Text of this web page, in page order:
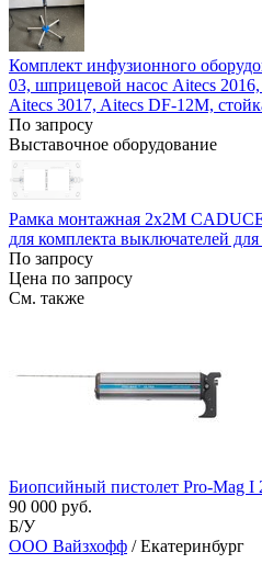
Комплект инфузионного
03, шприцевой насос Aitecs
Aitecs 3017, Aitecs DF-12M,
По запросу
Выставочное оборудование
Рамка монтажная 2х2М
для комплекта выключателей
По запросу
Цена по запросу
См. также
Биопсийный пистолет Pro-Mag I
90 000 руб.
Б/У
ООО Вайзхофф / Екатеринбург